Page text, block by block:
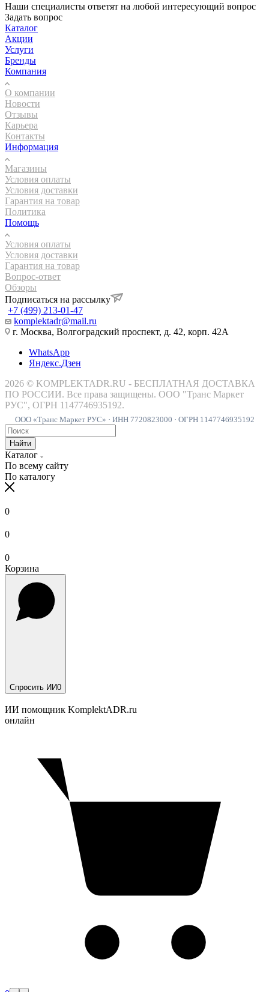
Наши специалисты ответят на любой интересующий вопрос
Задать вопрос
Каталог
Акции
Услуги
Бренды
Компания
О компании
Новости
Отзывы
Карьера
Контакты
Информация
Магазины
Условия оплаты
Условия доставки
Гарантия на товар
Политика
Помощь
Условия оплаты
Условия доставки
Гарантия на товар
Вопрос-ответ
Обзоры
Подписаться на рассылку
+7 (499) 213-01-47
komplektadr@mail.ru
г. Москва, Волгоградский проспект, д. 42, корп. 42А
WhatsApp
Яндекс.Дзен
2026 © KOMPLEKTADR.RU - БЕСПЛАТНАЯ ДОСТАВКА
ПО РОССИИ. Все права защищены. ООО "Транс Маркет
РУС", ОГРН 1147746935192.
ООО «Транс Маркет РУС» · ИНН 7720823000 · ОГРН 1147746935192
Найти
Каталог
По всему сайту
По каталогу
0
0
0
Корзина
Спросить ИИ0
ИИ помощник KomplektADR.ru
онлайн